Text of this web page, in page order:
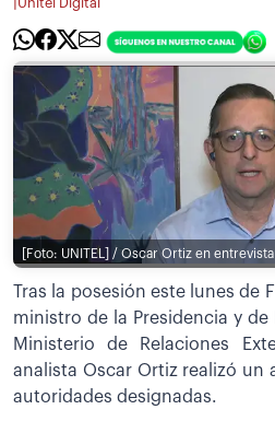
Unitel Digital
[Foto: UNITEL] / Oscar Ortiz en entrevista
Tras la posesión este lunes de
ministro de la Presidencia y de
Ministerio de Relaciones
analista Oscar Ortiz realizó un
autoridades designadas.